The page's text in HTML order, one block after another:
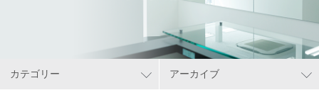
カテゴリー アーカイブ